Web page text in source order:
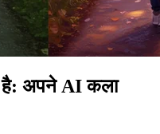
है: अपने AI कला